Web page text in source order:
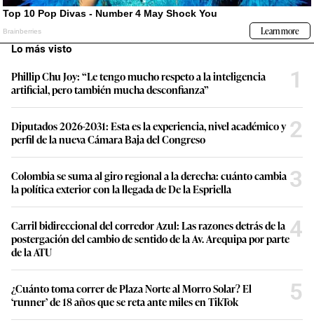
Lo más visto
Phillip Chu Joy: “Le tengo mucho respeto a la inteligencia
artificial, pero también mucha desconfianza”
1
Diputados 2026-2031: Esta es la experiencia, nivel académico y
perfil de la nueva Cámara Baja del Congreso
2
Colombia se suma al giro regional a la derecha: cuánto cambia
la política exterior con la llegada de De la Espriella
3
Carril bidireccional del corredor Azul: Las razones detrás de la
postergación del cambio de sentido de la Av. Arequipa por parte
de la ATU
4
¿Cuánto toma correr de Plaza Norte al Morro Solar? El
‘runner’ de 18 años que se reta ante miles en TikTok
5